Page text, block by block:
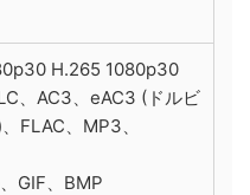
H.265 1080p30
、AC3、eAC3 (ドルビ
FLAC、MP3、
GIF、BMP